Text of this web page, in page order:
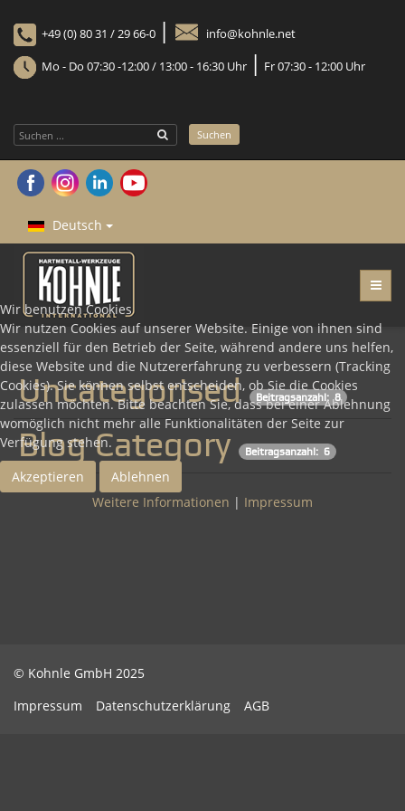
+49 (0) 80 31 / 29 66-0 | info@kohnle.net
Mo - Do 07:30 -12:00 / 13:00 - 16:30 Uhr | Fr 07:30 - 12:00 Uhr
Suchen
...
Suchen
Deutsch
Uncategorised Beitragsanzahl: 8
Blog Category Beitragsanzahl: 6
© Kohnle GmbH 2025
Impressum
Datenschutzerklärung AGB
Wir benutzen Cookies
Wir nutzen Cookies auf unserer Website. Einige von ihnen sind
essenziell für den Betrieb der Seite, während andere uns helfen,
diese Website und die Nutzererfahrung zu verbessern (Tracking
Cookies). Sie können selbst entscheiden, ob Sie die Cookies
zulassen möchten. Bitte beachten Sie, dass bei einer Ablehnung
womöglich nicht mehr alle Funktionalitäten der Seite zur
Verfügung stehen.
Akzeptieren
Ablehnen
Weitere Informationen | Impressum